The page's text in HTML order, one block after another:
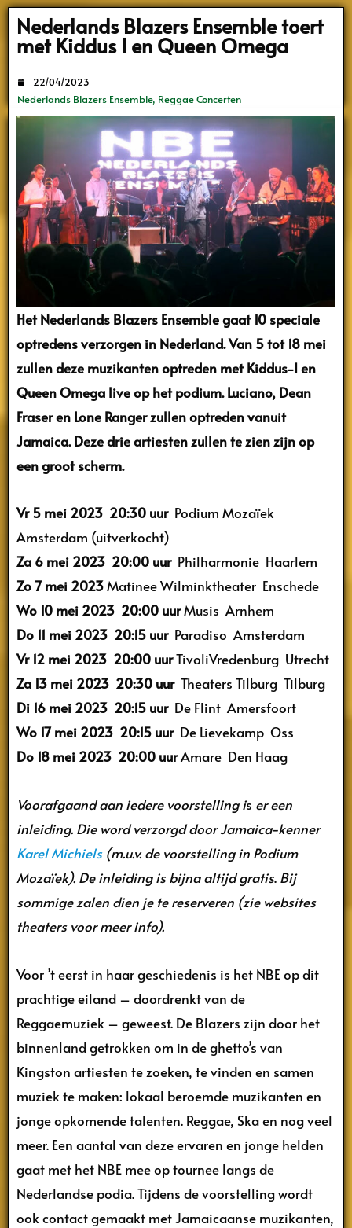
Nederlands Blazers Ensemble toert
met Kiddus I en Queen Omega
Nederlands Blazers Ensemble, Reggae Concerten
22/04/2023
Het Nederlands Blazers Ensemble gaat 10 speciale
optredens verzorgen in Nederland. Van 5 tot 18 mei
zullen deze muzikanten optreden met Kiddus-I en
Queen Omega live op het podium. Luciano, Dean
Fraser en Lone Ranger zullen optreden vanuit
Jamaica. Deze drie artiesten zullen te zien zijn op
een groot scherm.
Vr 5 mei 2023 20:30 uurPodium Mozaïek
Amsterdam (uitverkocht)
Za 6 mei 2023 20:00 uurPhilharmonie Haarlem
Zo 7 mei 2023Matinee Wilminktheater Enschede
Wo 10 mei 2023 20:00 uurMusis Arnhem
Do 11 mei 2023 20:15 uur Paradiso Amsterdam
Vr 12 mei 2023 20:00 uurTivoliVredenburg Utrecht
Za 13 mei 2023 20:30 uurTheaters Tilburg Tilburg
Di 16 mei 2023 20:15 uur De Flint Amersfoort
Wo 17 mei 2023 20:15 uurDe Lievekamp Oss
Do 18 mei 2023 20:00 uurAmare Den Haag
Voorafgaand aan iedere voorstelling is er een
inleiding. Die word verzorgd door Jamaica-kenner
Karel Michiels(m.u.v. de voorstelling in Podium
Mozaïek). De inleiding is bijna altijd gratis. Bij
sommige zalen dien je te reserveren (zie websites
theaters voor meer info).
Voor ’t eerst in haar geschiedenis is het NBE op dit
prachtige eiland – doordrenkt van de
Reggaemuziek – geweest. De Blazers zijn door het
binnenland getrokken om in de ghetto’s van
Kingston artiesten te zoeken, te vinden en samen
muziek te maken: lokaal beroemde muzikanten en
jonge opkomende talenten. Reggae, Ska en nog veel
meer. Een aantal van deze ervaren en jonge helden
gaat met het NBE mee op tournee langs de
Nederlandse podia. Tijdens de voorstelling wordt
ook contact gemaakt met Jamaicaanse muzikanten,